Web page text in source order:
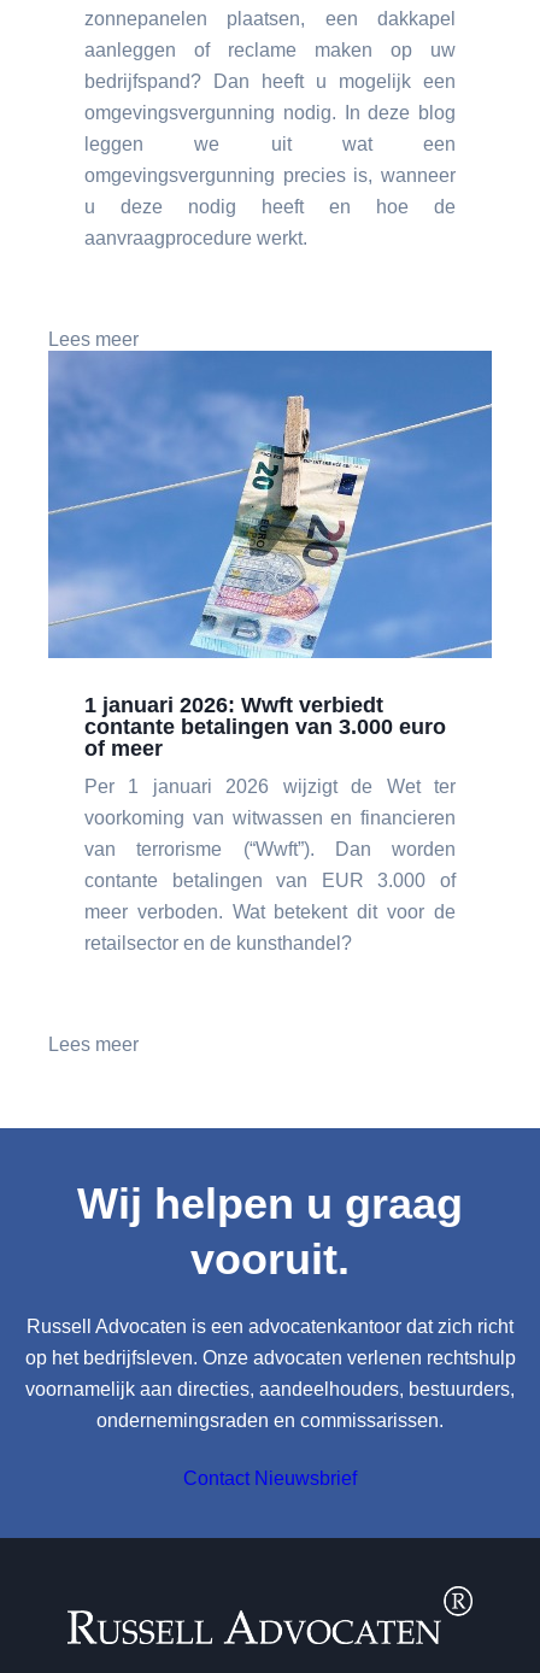
zonnepanelen plaatsen, een dakkapel
aanleggen of reclame maken op uw
bedrijfspand? Dan heeft u mogelijk een
omgevingsvergunning nodig. In deze blog
leggen we uit wat een
omgevingsvergunning precies is, wanneer
u deze nodig heeft en hoe de
aanvraagprocedure werkt.
Lees meer
1 januari 2026: Wwft verbiedt
contante betalingen van 3.000 euro
of meer
Per 1 januari 2026 wijzigt de Wet ter
voorkoming van witwassen en financieren
van terrorisme (“Wwft”). Dan worden
contante betalingen van EUR 3.000 of
meer verboden. Wat betekent dit voor de
retailsector en de kunsthandel?
Lees meer
Wij helpen u graag
vooruit.
Russell Advocaten is een advocatenkantoor dat zich richt
op het bedrijfsleven. Onze advocaten verlenen rechtshulp
voornamelijk aan directies, aandeelhouders, bestuurders,
ondernemingsraden en commissarissen.
Contact Nieuwsbrief